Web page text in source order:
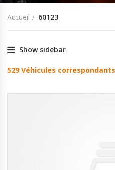
Accueil 60123
Show sidebar
529 Véhicules correspondants